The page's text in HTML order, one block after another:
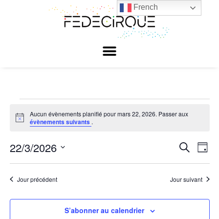
Notice
Aucun évènements planifié pour mars 22, 2026. Passer aux
évènements suivants .
et
de
Recherche
de
Jour
22/3/2026
une
Jour précédent Jour suivant
S’abonner au calendrier
French